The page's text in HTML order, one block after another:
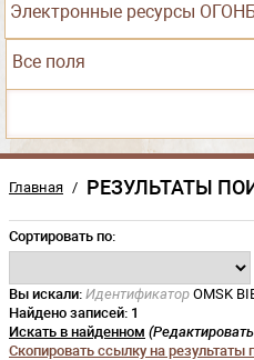
Электронные ресурсы
Все поля
Главная / РЕЗУЛЬТАТЫ
Сортировать по:
Вы искали: Идентификатор OMSK
Найдено записей: 1
Искать в найденном
Скопировать ссылку на результаты